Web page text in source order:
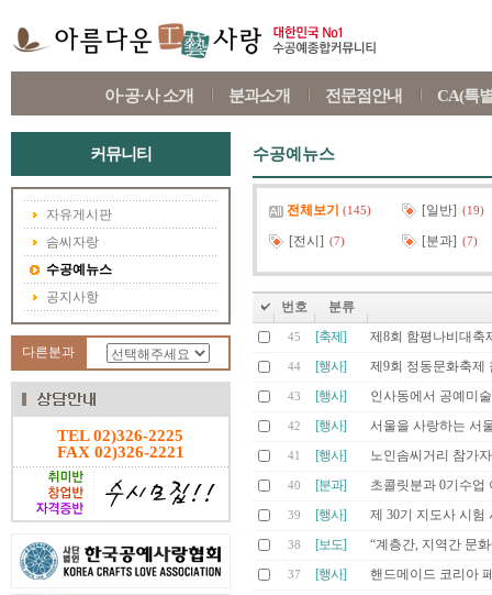
아·공·사 소개 분과소개 전문점안내 CA(특
커뮤니티
자유게시판
솜씨자랑
수공예뉴스
공지사항
다른분과
TEL 02)326-2225
FAX 02)326-2221
수공예뉴스
전체보기 (145) [일반] (19)
[전시] (7) [분과] (7)
번호 분류
45 [축제] 제8회 함평나비대축
44 [행사] 제9회 정동문화축제
43 [행사] 인사동에서 공예미
42 [행사] 서울을 사랑하는 서
41 [행사] 노인솜씨거리 참가
40 [분과] 초콜릿분과 0기수업
39 [행사] 제 30기 지도사 시험
38 [보도] “계층간, 지역간 문
37 [행사] 핸드메이드 코리아